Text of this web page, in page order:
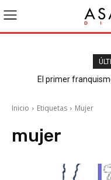
El primer
Inicio Etiquetas Mujer
mujer